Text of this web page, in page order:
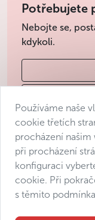
příplatek 500
Při převzetí
celkového
odevzdání
nádrží ho
nádrž při
odpovídající
příplatek
Pojištění
Můžete vybírat
Potřebujete
Nebojte se,
kdykoli.
Obchodní podmínky
Ochrana osobních
Prohlášení o
Manage consent
Používáme naše
cookie třetích
procházení našim
při procházení
konfiguraci
cookie. Při
s těmito